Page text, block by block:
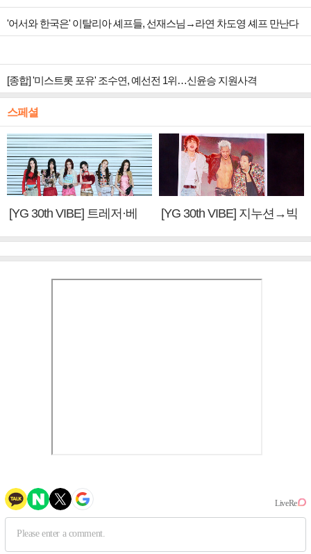
'어서와 한국은' 이탈리아 셰프들, 선재스님→라연 차도영 셰프 만난다
[종합] '미스트롯 포유' 조수연, 예선전 1위…신윤승 지원사격
스페셜
[YG 30th VIBE] 트레저·베
[YG 30th VIBE] 지누션→빅